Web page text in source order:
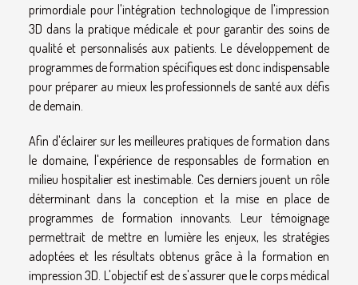
primordiale pour l'intégration technologique de l'impression
3D dans la pratique médicale et pour garantir des soins de
qualité et personnalisés aux patients. Le développement de
programmes de formation spécifiques est donc indispensable
pour préparer au mieux les professionnels de santé aux défis
de demain.
Afin d'éclairer sur les meilleures pratiques de formation dans
le domaine, l'expérience de responsables de formation en
milieu hospitalier est inestimable. Ces derniers jouent un rôle
déterminant dans la conception et la mise en place de
programmes de formation innovants. Leur témoignage
permettrait de mettre en lumière les enjeux, les stratégies
adoptées et les résultats obtenus grâce à la formation en
impression 3D. L'objectif est de s'assurer que le corps médical